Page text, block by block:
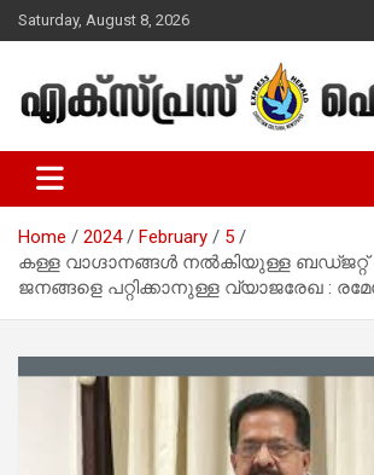
Skip
to
Saturday, August 8, 2026
Express Herald –
Christian News
Home 2024 February
5
കള്ള വാഗ്ദാനങ്ങൾ നല്‍കിയുള്ള ബഡ്ജറ്റ്
ജനങ്ങളെ പറ്റിക്കാനുള്ള വ്യാജരേഖ :